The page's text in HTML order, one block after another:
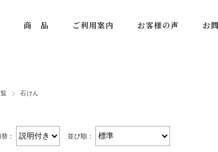
商 品 ご利用案内 お客様の声 お
石けん
： 並び順：